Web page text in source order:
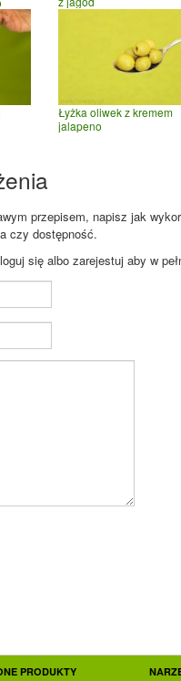
Łyżka oliwek z kremem
jalapeno
przepisem, napisz jak
czy dostępność.
się albo zarejestuj aby w
PRODUKTY